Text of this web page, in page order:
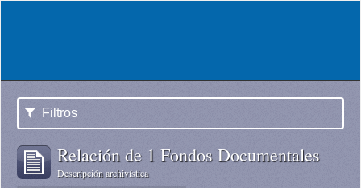
Filtros
Relación de 1 Fondos Documentales
Descripción archivística